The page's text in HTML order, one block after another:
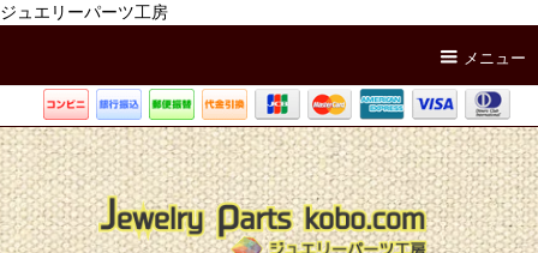
ジュエリーパーツ工房
メニュー